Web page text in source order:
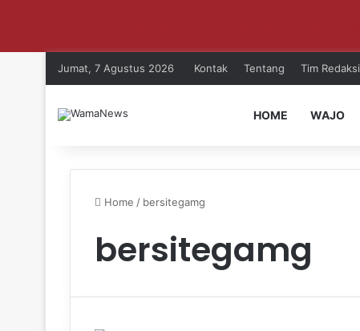
Jumat, 7 Agustus 2026 Kontak Tentang Tim Redaksi
HOME WAJO
Home / bersitegamg
bersitegamg